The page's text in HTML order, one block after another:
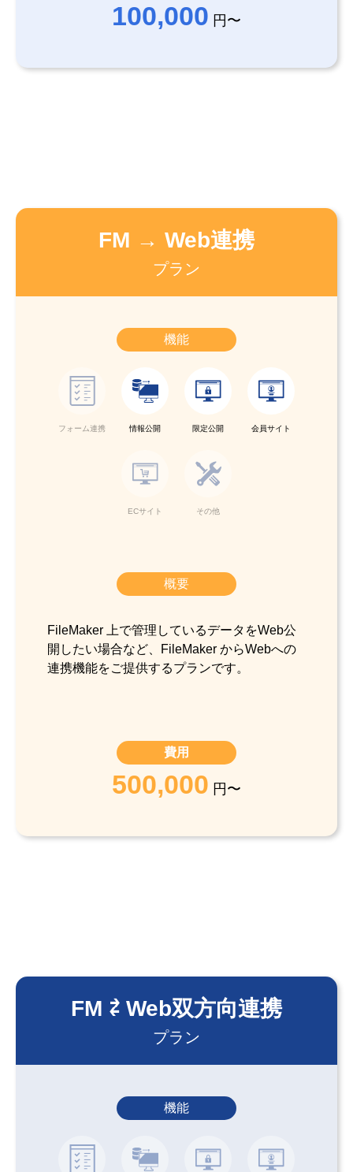
100,000 円〜
FM → Web連携
プラン
機能
フォーム連携 情報公開 限定公開 会員サイト
ECサイト その他
概要
FileMaker 上で管理しているデータをWeb公
開したい場合など、FileMaker からWebへの
連携機能をご提供するプランです。
費用
500,000 円〜
FM ⇄ Web双方向連携
プラン
機能